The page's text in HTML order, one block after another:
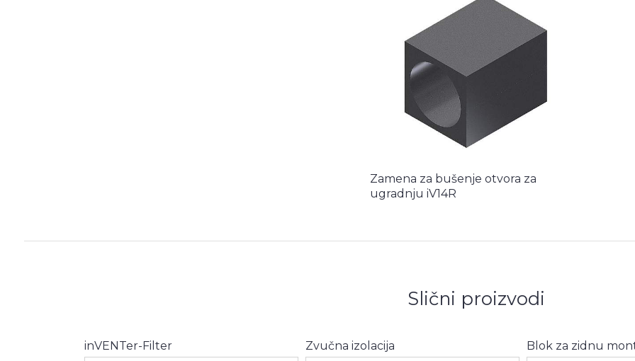
Zamena za bušenje otvora za
ugradnju iV14R
Slični proizvodi
inVENTer-Filter Zvučna izolacija Blok za zidnu